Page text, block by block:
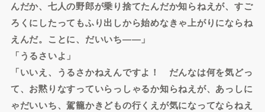
んだか、七人の野郎が乗り捨てたんだか知らねえが、すご
ろくにしたってもふり出しから始めなきゃ上がりにならね
えんだ。ことに、だいいち――」
「うるさいよ」
「いいえ、うるさかねえんですよ！ だんなは何を気どっ
て、お黙りなすっていらっしゃるか知らねえが、あっしに
ゃだいいち、駕籠かきどもの行くえが気になってならねえ